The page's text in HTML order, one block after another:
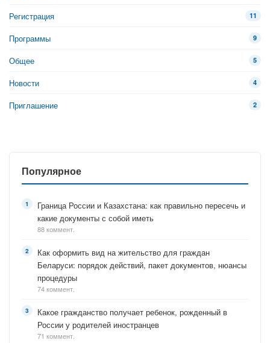
Регистрация 11
Программы 9
Общее 5
Новости 4
Приглашение 2
Популярное
Граница России и Казахстана: как правильно пересечь и
какие документы с собой иметь
88 коммент.
Как оформить вид на жительство для граждан
Беларуси: порядок действий, пакет документов, нюансы
процедуры
74 коммент.
Какое гражданство получает ребенок, рожденный в
России у родителей иностранцев
71 коммент.